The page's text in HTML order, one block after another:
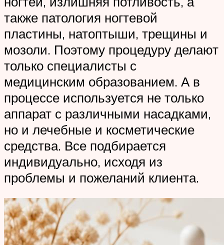
также патология ногтевой
пластины, натоптыши, трещины и
мозоли. Поэтому процедуру делают
только специалисты с
медицинским образованием. А в
процессе используется не только
аппарат с различными насадками,
но и лечебные и косметические
средства. Все подбирается
индивидуально, исходя из
проблемы и пожеланий клиента.